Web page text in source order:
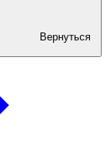
Вернуться